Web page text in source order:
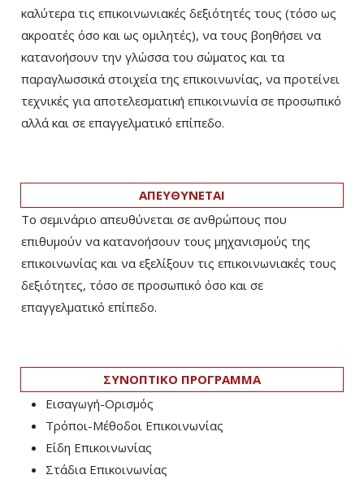
καλύτερα τις επικοινωνιακές δεξιότητές τους (τόσο ως
ακροατές όσο και ως ομιλητές), να τους βοηθήσει να
κατανοήσουν την γλώσσα του σώματος και τα
παραγλωσσικά στοιχεία της επικοινωνίας, να προτείνει
τεχνικές για αποτελεσματική επικοινωνία σε προσωπικό
αλλά και σε επαγγελματικό επίπεδο.
ΑΠΕΥΘΥΝΕΤΑΙ
Το σεμινάριο απευθύνεται σε ανθρώπους που
επιθυμούν να κατανοήσουν τους μηχανισμούς της
επικοινωνίας και να εξελίξουν τις επικοινωνιακές τους
δεξιότητες, τόσο σε προσωπικό όσο και σε
επαγγελματικό επίπεδο.
ΣΥΝΟΠΤΙΚΟ ΠΡΟΓΡΑΜΜΑ
Εισαγωγή-Ορισμός
Τρόποι-Μέθοδοι Επικοινωνίας
Είδη Επικοινωνίας
Στάδια Επικοινωνίας